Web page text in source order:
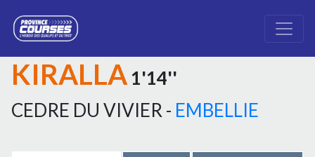
KIRALLA 1'14''
CEDRE DU VIVIER - EMBELLIE